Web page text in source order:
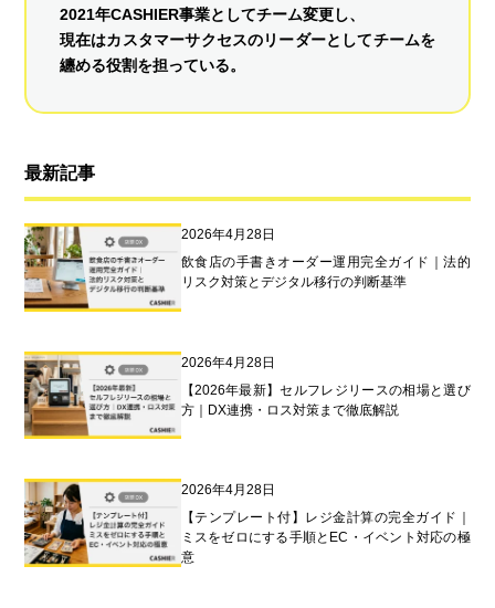
2021年CASHIER事業としてチーム変更し、
現在はカスタマーサクセスのリーダーとしてチームを
纏める役割を担っている。
最新記事
2026年4月28日
飲食店の手書きオーダー運用完全ガイド｜法的
リスク対策とデジタル移行の判断基準
2026年4月28日
【2026年最新】セルフレジリースの相場と選び
方｜DX連携・ロス対策まで徹底解説
2026年4月28日
【テンプレート付】レジ金計算の完全ガイド｜
ミスをゼロにする手順とEC・イベント対応の極
意